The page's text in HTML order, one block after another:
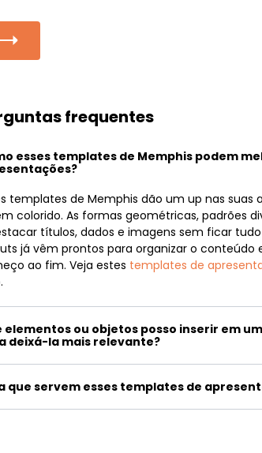
frequentes
esses templates de Memphis podem
templates de Memphis dão um up nas
colorido. As formas geométricas, padrões
títulos, dados e imagens sem ficar
já vêm prontos para organizar o conteúdo
ao fim. Veja estes templates de
elementos ou objetos posso inserir em
deixá-la mais relevante?
que servem esses templates de